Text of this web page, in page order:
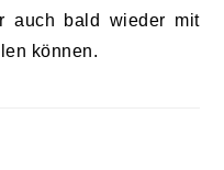
auch bald wieder mit
können.